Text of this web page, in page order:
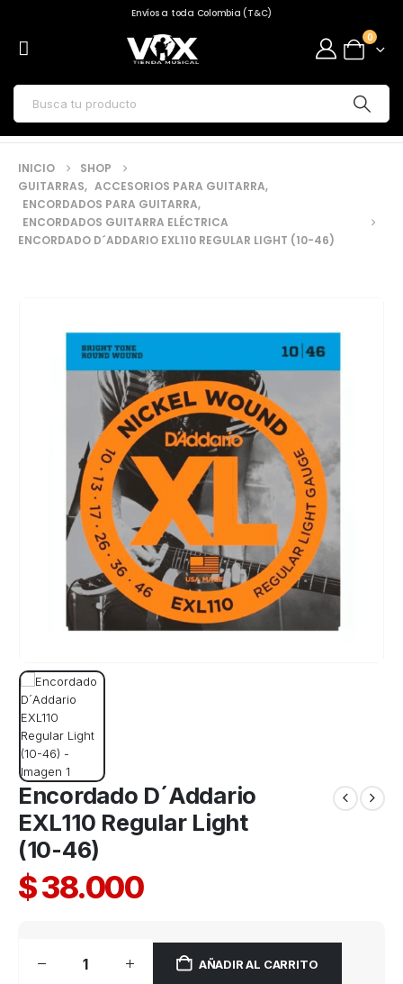
Envíos a toda Colombia (T&C)
0
INICIO
SHOP
GUITARRAS, ACCESORIOS PARA GUITARRA,
ENCORDADOS PARA GUITARRA,
ENCORDADOS GUITARRA ELÉCTRICA
ENCORDADO D´ADDARIO EXL110 REGULAR LIGHT (10-46)
Encordado D´Addario
EXL110 Regular Light
(10-46)
$38.000
AÑADIR AL CARRITO